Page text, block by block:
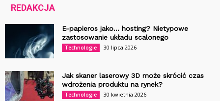
REDAKCJA
E-papieros jako… hosting? Nietypowe
zastosowanie układu scalonego
Technologie 30 lipca 2026
Jak skaner laserowy 3D może skrócić czas
wdrożenia produktu na rynek?
Technologie 30 kwietnia 2026